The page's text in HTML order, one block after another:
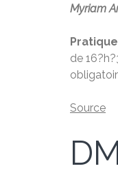
Myriam
Pratique
de
Source